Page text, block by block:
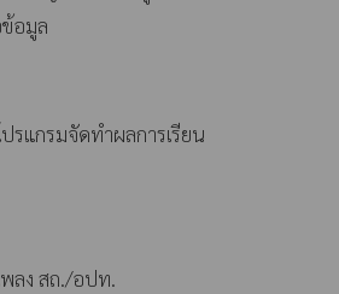
อมูล
รแกรมจัดทำผลการเรียน
พลง สถ./อปท.